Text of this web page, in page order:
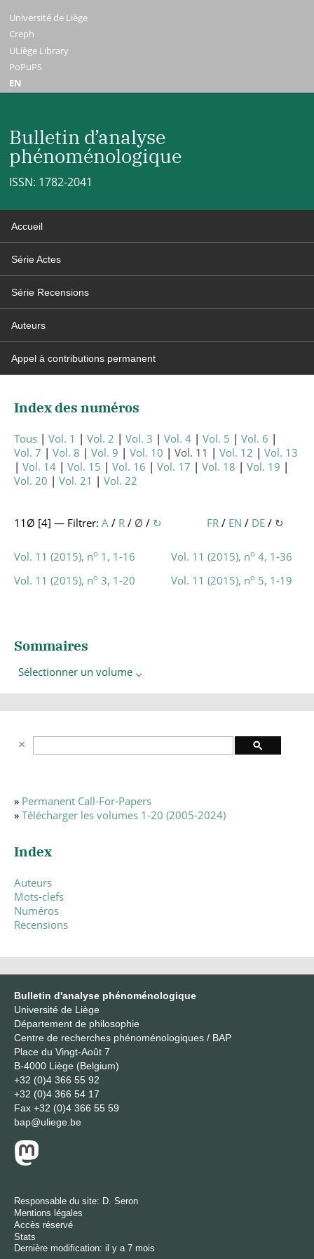
Université de Liège
Creph
ULiège Library
PoPuPS
EN
Bulletin d’analyse
phénoménologique
ISSN: 1782-2041
Accueil
Série Actes
Série Recensions
Auteurs
Appel à contributions permanent
Index des numéros
Tous Vol. 1 Vol. 2 Vol. 3 Vol. 4 Vol. 5
Vol. 6
Vol. 7
Vol. 8 Vol. 9 Vol. 10 Vol. 11 Vol. 12
Vol. 13
Vol. 14
Vol. 15 Vol. 16 Vol. 17 Vol. 18
Vol. 19
Vol. 20
Vol. 21 Vol. 22
11Ø [4] — Filtrer: A / R / Ø / ↻ FR / EN / DE / ↻
Vol. 11 (2015), no 1, 1-16
Vol. 11 (2015), no 3, 1-20
Vol. 11 (2015), no 4, 1-36
Vol. 11 (2015), no 5, 1-19
Sommaires
Sélectionner un volume
» Permanent Call-For-Papers
» Télécharger les volumes 1-20 (2005-2024)
Index
Auteurs
Mots-clefs
Numéros
Recensions
Bulletin d'analyse phénoménologique
Université de Liège
Département de philosophie
Centre de recherches phénoménologiques / BAP
Place du Vingt-Août 7
B-4000 Liège (Belgium)
+32 (0)4 366 55 92
+32 (0)4 366 54 17
Fax +32 (0)4 366 55 59
bap@uliege.be
Responsable du site: D. Seron
Mentions légales
Accès réservé
Stats
Dernière modification: il y a 7 mois